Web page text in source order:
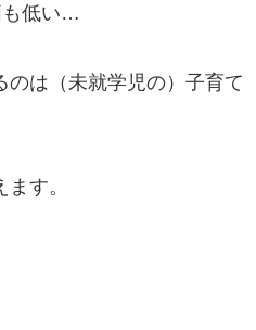
も低い…
のは（未就学児の）子育て
す。